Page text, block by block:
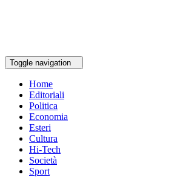
Toggle navigation
Home
Editoriali
Politica
Economia
Esteri
Cultura
Hi-Tech
Società
Sport